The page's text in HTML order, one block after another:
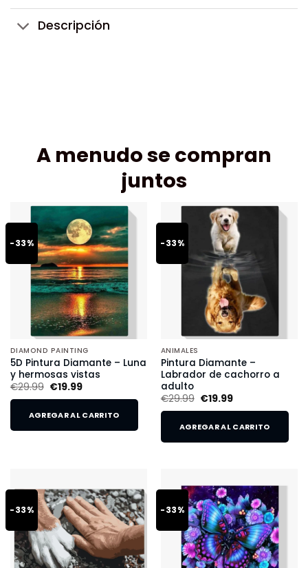
Descripción
A menudo se compran
juntos
-33%
DIAMOND PAINTING
5D Pintura Diamante – Luna
y hermosas vistas
€29.99 €19.99
AGREGAR AL CARRITO
-33%
ANIMALES
Pintura Diamante –
Labrador de cachorro a
adulto
€29.99 €19.99
AGREGAR AL CARRITO
-33% -33%